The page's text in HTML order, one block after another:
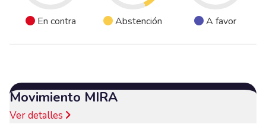
En contra Abstención A favor
Movimiento MIRA
Ver detalles